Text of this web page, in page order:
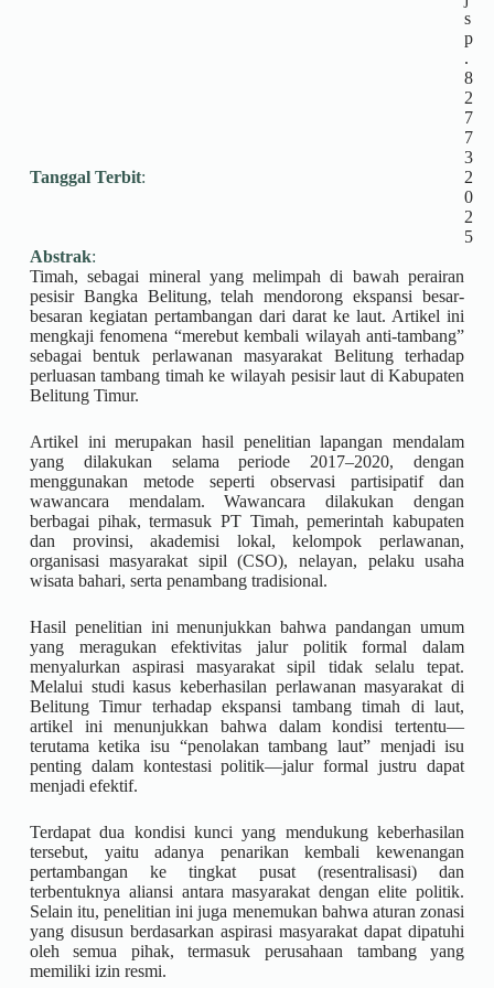
s
p
.
8
2
7
7
3
Tanggal Terbit:
2
0
2
5
Abstrak:
Timah, sebagai mineral yang melimpah di bawah perairan
pesisir Bangka Belitung, telah mendorong ekspansi besar-
besaran kegiatan pertambangan dari darat ke laut. Artikel ini
mengkaji fenomena “merebut kembali wilayah anti-tambang”
sebagai bentuk perlawanan masyarakat Belitung terhadap
perluasan tambang timah ke wilayah pesisir laut di Kabupaten
Belitung Timur.
Artikel ini merupakan hasil penelitian lapangan mendalam
yang dilakukan selama periode 2017–2020, dengan
menggunakan metode seperti observasi partisipatif dan
wawancara mendalam. Wawancara dilakukan dengan
berbagai pihak, termasuk PT Timah, pemerintah kabupaten
dan provinsi, akademisi lokal, kelompok perlawanan,
organisasi masyarakat sipil (CSO), nelayan, pelaku usaha
wisata bahari, serta penambang tradisional.
Hasil penelitian ini menunjukkan bahwa pandangan umum
yang meragukan efektivitas jalur politik formal dalam
menyalurkan aspirasi masyarakat sipil tidak selalu tepat.
Melalui studi kasus keberhasilan perlawanan masyarakat di
Belitung Timur terhadap ekspansi tambang timah di laut,
artikel ini menunjukkan bahwa dalam kondisi tertentu—
terutama ketika isu “penolakan tambang laut” menjadi isu
penting dalam kontestasi politik—jalur formal justru dapat
menjadi efektif.
Terdapat dua kondisi kunci yang mendukung keberhasilan
tersebut, yaitu adanya penarikan kembali kewenangan
pertambangan ke tingkat pusat (resentralisasi) dan
terbentuknya aliansi antara masyarakat dengan elite politik.
Selain itu, penelitian ini juga menemukan bahwa aturan zonasi
yang disusun berdasarkan aspirasi masyarakat dapat dipatuhi
oleh semua pihak, termasuk perusahaan tambang yang
memiliki izin resmi.